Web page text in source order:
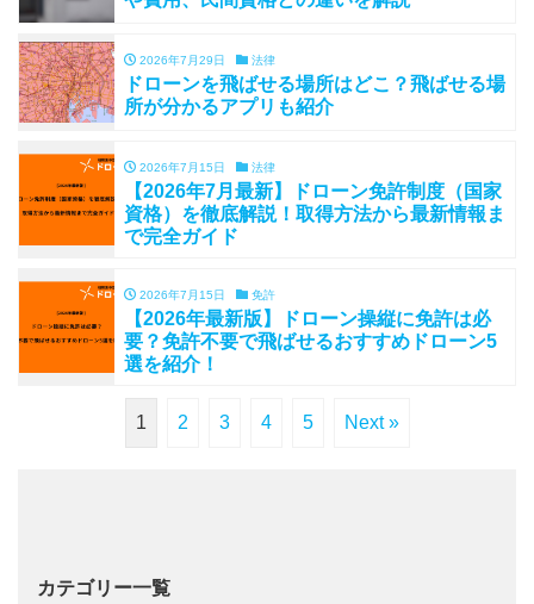
2026年7月29日 法律
ドローンを飛ばせる場所はどこ？飛ばせる場
所が分かるアプリも紹介
2026年7月15日 法律
【2026年7月最新】ドローン免許制度（国家
資格）を徹底解説！取得方法から最新情報ま
で完全ガイド
2026年7月15日 免許
【2026年最新版】ドローン操縦に免許は必
要？免許不要で飛ばせるおすすめドローン5
選を紹介！
1 2 3 4 5 Next »
カテゴリー一覧